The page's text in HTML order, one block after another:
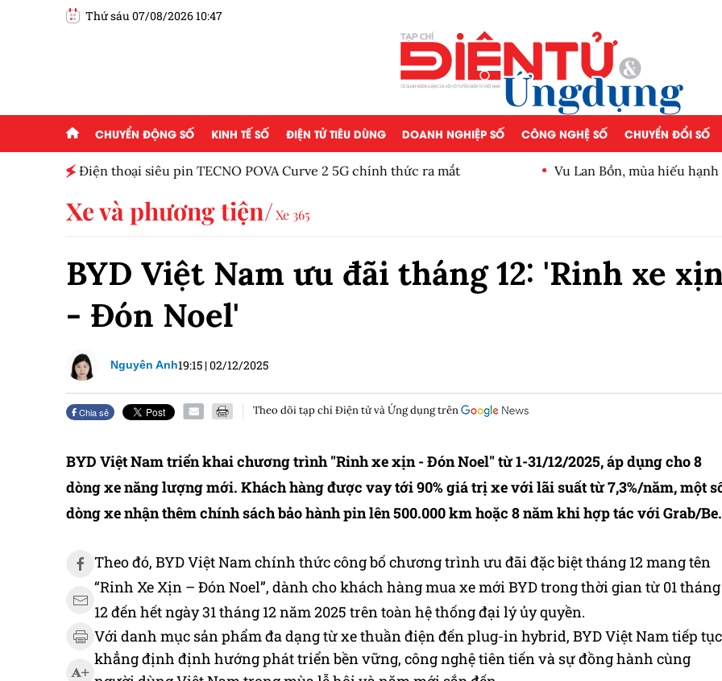
Thứ sáu 07/08/2026 10:47
CHUYỂN ĐỘNG SỐ KINH TẾ SỐ ĐIỆN TỬ TIÊU DÙNG DOANH NGHIỆP SỐ CÔNG NGHỆ SỐ CHUYỂN ĐỔI SỐ
Điện thoại siêu pin TECNO POVA Curve 2 5G chính thức ra mắt Vu Lan Bồn, mùa hiếu
Xe và phương tiện Xe 365
BYD Việt Nam ưu đãi tháng 12: 'Rinh xe
- Đón Noel'
Nguyên Anh19:15 |02/12/2025
Chia sẻ Theo dõi tạp chí Điện tử và Ứng dụng trên
BYD Việt Nam triển khai chương trình "Rinh xe xịn - Đón Noel" từ 1-31/12/2025, áp dụng cho 8
dòng xe năng lượng mới. Khách hàng được vay tới 90% giá trị xe với lãi suất từ 7,3%/năm, một
dòng xe nhận thêm chính sách bảo hành pin lên 500.000 km hoặc 8 năm khi hợp tác với Grab/Be.
Theo đó, BYD Việt Nam chính thức công bố chương trình ưu đãi đặc biệt tháng 12 mang tên
“Rinh Xe Xịn – Đón Noel”, dành cho khách hàng mua xe mới BYD trong thời gian từ 01 tháng
12 đến hết ngày 31 tháng 12 năm 2025 trên toàn hệ thống đại lý ủy quyền.
Với danh mục sản phẩm đa dạng từ xe thuần điện đến plug-in hybrid, BYD Việt Nam tiếp tục
khẳng định định hướng phát triển bền vững, công nghệ tiên tiến và sự đồng hành cùng